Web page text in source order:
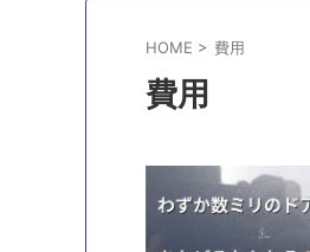
HOME > 費用
費用